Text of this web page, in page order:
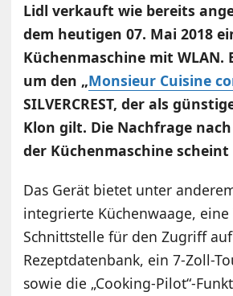
Lidl verkauft wie bereits
dem heutigen 07. Mai 2018
Küchenmaschine mit WLAN.
um den „Monsieur Cuisine
SILVERCREST, der als
Klon gilt. Die Nachfrage nach
der Küchenmaschine
Das Gerät bietet unter
integrierte Küchenwaage, eine
Schnittstelle für den Zugriff
Rezeptdatenbank, ein 7-Zoll-
sowie die „Cooking-Pilot“-